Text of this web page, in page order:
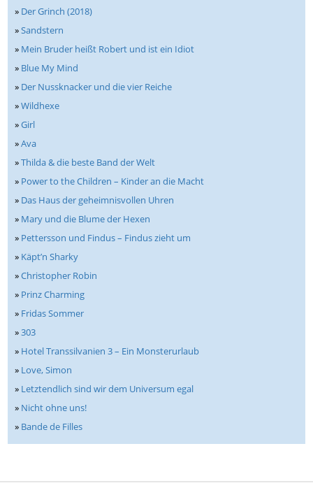
» Der Grinch (2018)
»Sandstern
» Mein Bruder heißt Robert und ist ein Idiot
» Blue My Mind
» Der Nussknacker und die vier Reiche
»Wildhexe
»Girl
»Ava
»Thilda & die beste Band der Welt
» Power to the Children – Kinder an die Macht
» Das Haus der geheimnisvollen Uhren
» Mary und die Blume der Hexen
» Pettersson und Findus – Findus zieht um
» Käpt’n Sharky
»Christopher Robin
» Prinz Charming
» Fridas Sommer
»303
» Hotel Transsilvanien 3 – Ein Monsterurlaub
» Love, Simon
» Letztendlich sind wir dem Universum egal
» Nicht ohne uns!
» Bande de Filles